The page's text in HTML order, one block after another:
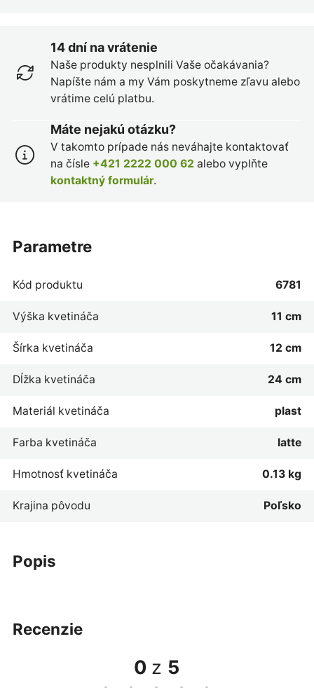
14 dní na vrátenie
Naše produkty nesplnili Vaše očakávania?
Napíšte nám a my Vám poskytneme zľavu alebo
vrátime celú platbu.
Máte nejakú otázku?
V takomto prípade nás neváhajte kontaktovať
na čísle +421 2222 000 62 alebo vyplňte
kontaktný formulár.
popis
parametre
Kód produktu 6781
Výška kvetináča 11 cm
Šírka kvetináča 12 cm
Dĺžka kvetináča 24 cm
Materiál kvetináča plast
Farba kvetináča latte
Hmotnosť kvetináča 0.13 kg
Krajina pôvodu Poľsko
recenzie
0 z 5